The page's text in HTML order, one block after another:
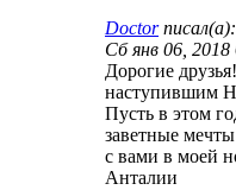
Doctorписал(а):
Сб янв 06, 2018
Дорогие
наступившим
Пусть в этом
заветные
с вами в моей
Анталии